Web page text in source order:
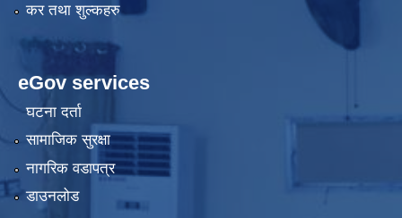
कर तथा शुल्कहरु
eGov services
घटना दर्ता
सामाजिक सुरक्षा
नागरिक वडापत्र
डाउनलोड